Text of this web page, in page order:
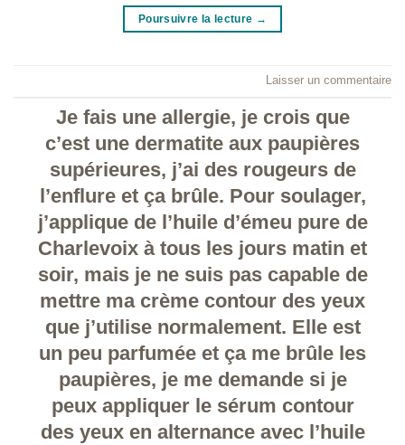
Poursuivre la lecture →
Laisser un commentaire
Je fais une allergie, je crois que
c’est une dermatite aux paupières
supérieures, j’ai des rougeurs de
l’enflure et ça brûle. Pour soulager,
j’applique de l’huile d’émeu pure de
Charlevoix à tous les jours matin et
soir, mais je ne suis pas capable de
mettre ma crème contour des yeux
que j’utilise normalement. Elle est
un peu parfumée et ça me brûle les
paupières, je me demande si je
peux appliquer le sérum contour
des yeux en alternance avec l’huile